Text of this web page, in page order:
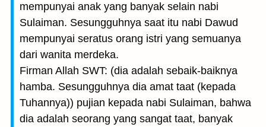
mempunyai anak yang banyak selain nabi
Sulaiman. Sesungguhnya saat itu nabi Dawud
mempunyai seratus orang istri yang semuanya
dari wanita merdeka.
Firman Allah SWT: (dia adalah sebaik-baiknya
hamba. Sesungguhnya dia amat taat (kepada
Tuhannya)) pujian kepada nabi Sulaiman, bahwa
dia adalah seorang yang sangat taat, banyak